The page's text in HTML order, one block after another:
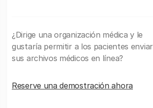
¿Dirige una organización médica y le
gustaría permitir a los pacientes enviar
sus archivos médicos en línea?
Reserve una demostración ahora